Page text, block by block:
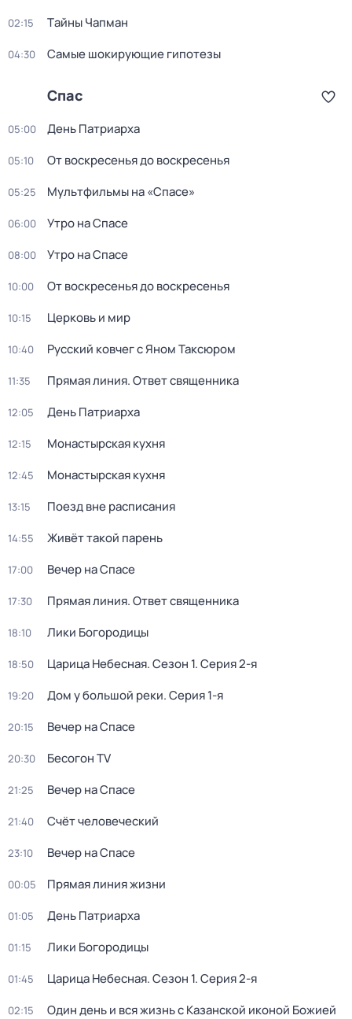
02:15 Тaйны Чапман
04:30 Самые шoкиpующие гипотезы
Спас
05:00 День Патриарха
05:10 От воскресенья до воскресенья
05:25 Мультфильмы на «Спасе»
06:00 Утро на Спасе
08:00 Утро на Спасе
10:00 От воскресенья до воскресенья
10:15 Церковь и мир
10:40 Русский ковчег с Яном Таксюром
11:35 Прямая линия. Ответ священника
12:05 День Патриарха
12:15 Монaстыpская кухня
12:45 Монaстыpская кухня
13:15 Поезд вне расписания
14:55 Живёт такой парень
17:00 Вечер на Спасе
17:30 Прямая линия. Ответ священника
18:10 Лики Богородицы
18:50 Царица Небесная. Сезон 1. Серия 2-я
19:20 Дом у большой реки. Серия 1-я
20:15 Вечер на Спасе
20:30 Бесогон TV
21:25 Вечер на Спасе
21:40 Счёт человеческий
23:10 Вечер на Спасе
00:05 Прямая линия жизни
01:05 День Патриарха
01:15 Лики Богородицы
01:45 Царица Небесная. Сезон 1. Серия 2-я
02:15
Один день и вся жизнь с Казанской иконой Божией